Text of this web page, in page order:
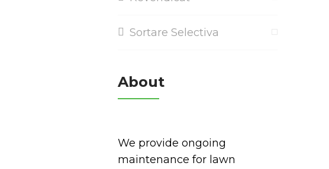
Sortare Selectiva
About
We provide ongoing
maintenance for lawn